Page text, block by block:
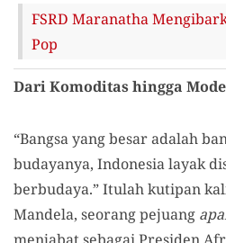
FSRD Maranatha
Pop
Dari Komoditas hingga
“Bangsa yang besar adalah
budayanya, Indonesia layak
berbudaya.” Itulah kutipan
Mandela, seorang pejuang